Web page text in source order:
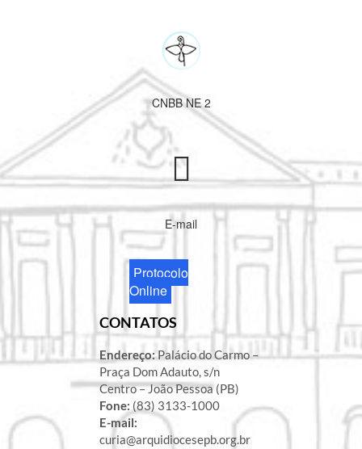
CNBB NE 2
E-mail
Protocolo
Online
CONTATOS
Endereço:Palácio do Carmo –
Praça Dom Adauto, s/n
Centro – João Pessoa (PB)
Fone: (83) 3133-1000
E-mail:
curia@arquidiocesepb.org.br